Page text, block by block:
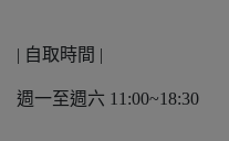
| 自取時間 |
週一至週六 11:00~18:30